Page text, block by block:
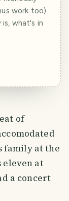
work too)
what's in
of
family at the
eleven at
a concert